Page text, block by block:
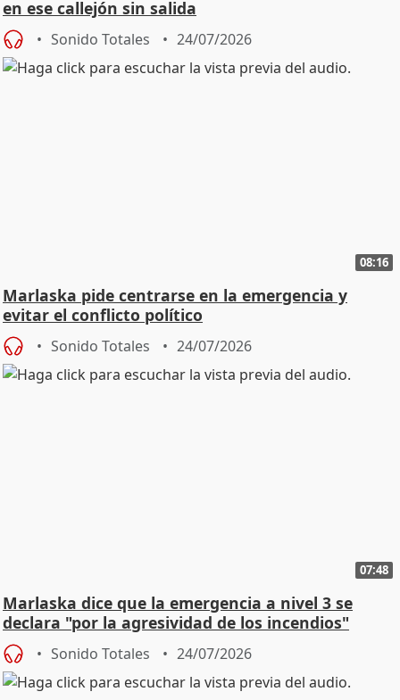
en ese callejón sin salida
Sonido Totales 24/07/2026
08:16
Marlaska pide centrarse en la emergencia y
evitar el conflicto político
Sonido Totales 24/07/2026
07:48
Marlaska dice que la emergencia a nivel 3 se
declara "por la agresividad de los incendios"
Sonido Totales 24/07/2026